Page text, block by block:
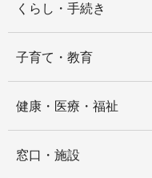
くらし・手続き
子育て・教育
健康・医療・福祉
窓口・施設